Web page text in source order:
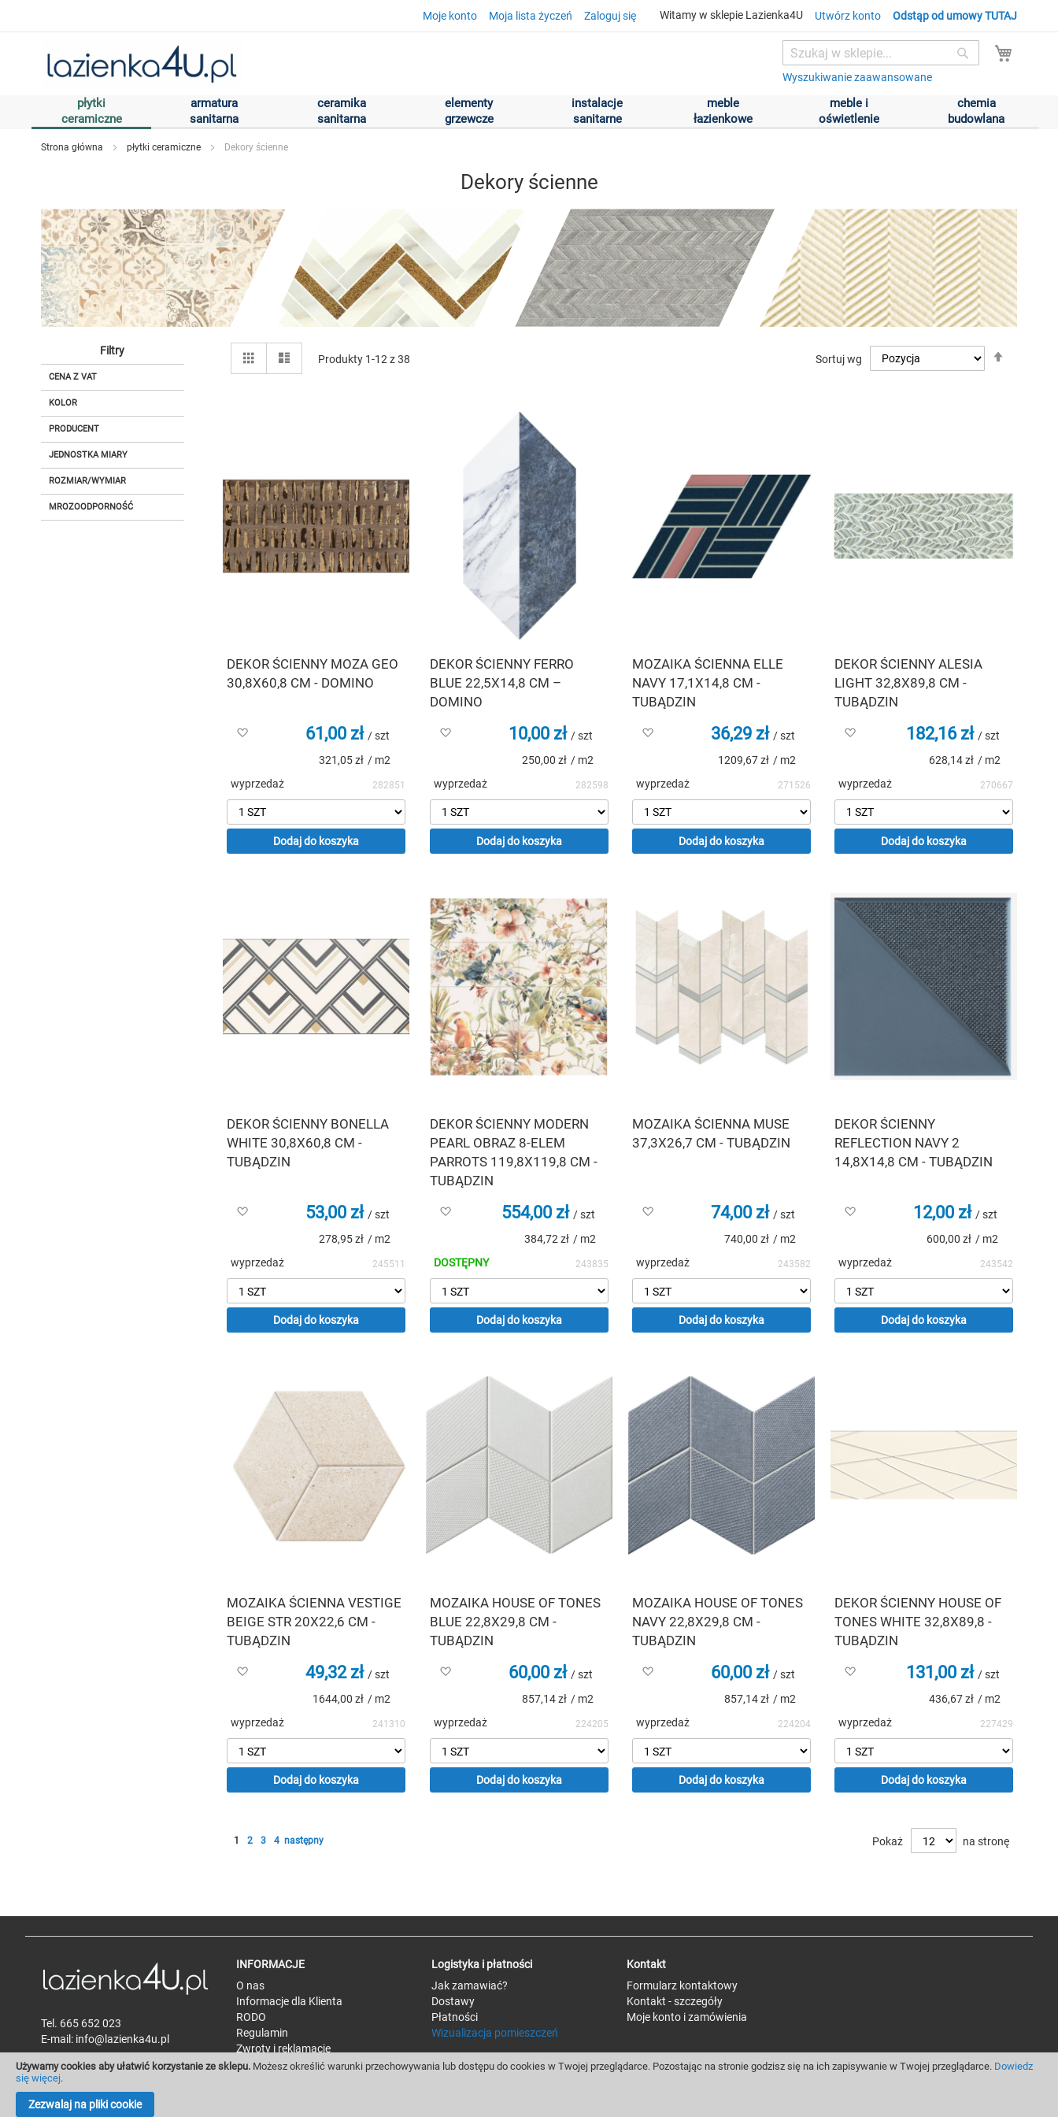
Używamy cookies aby ułatwić korzystanie ze sklepu. Możesz określić warunki przechowywania lub dostępu do cookies w Twojej przeglądarce. Pozostając na stronie godzisz się na ich zapisywanie w Twojej przeglądarce. Dowiedz
się więcej.
Zezwalaj na pliki cookie
Moje konto Moja lista życzeń Zaloguj się Witamy w sklepie Lazienka4U Utwórz konto Odstąp od umowy TUTAJ
Search
Wyszukiwanie zaawansowane
Search
meble
łazienkowe
elementy
grzewcze
płytki
ceramiczne
ceramika
sanitarna
chemia
budowlana
armatura
sanitarna
instalacje
sanitarne
meble i
oświetlenie
Strona główna płytki ceramiczne Dekory ścienne
Dekory ścienne
Zobacz
jako
Siatka Produkty 1-12 z38 Sortuj wg
DEKOR ŚCIENNY MOZA GEO
30,8X60,8 CM - DOMINO
życzeń
61,00 zł / szt
321,05 zł / m2
wyprzedaż
282851
Dodaj do koszyka
DEKOR ŚCIENNY FERRO
BLUE 22,5X14,8 CM –
DOMINO
życzeń
10,00 zł / szt
250,00 zł / m2
wyprzedaż
282598
Dodaj do koszyka
MOZAIKA ŚCIENNA ELLE
NAVY 17,1X14,8 CM -
TUBĄDZIN
życzeń
36,29 zł / szt
1209,67 zł / m2
wyprzedaż
271526
Dodaj do koszyka
DEKOR ŚCIENNY ALESIA
LIGHT 32,8X89,8 CM -
TUBĄDZIN
życzeń
182,16 zł / szt
628,14 zł / m2
wyprzedaż
270667
Dodaj do koszyka
DEKOR ŚCIENNY BONELLA
WHITE 30,8X60,8 CM -
TUBĄDZIN
życzeń
53,00 zł / szt
278,95 zł / m2
wyprzedaż
245511
Dodaj do koszyka
DEKOR ŚCIENNY MODERN
PEARL OBRAZ 8-ELEM
PARROTS 119,8X119,8 CM -
TUBĄDZIN
życzeń
554,00 zł / szt
384,72 zł / m2
DOSTĘPNY
243835
Dodaj do koszyka
MOZAIKA ŚCIENNA MUSE
37,3X26,7 CM - TUBĄDZIN
życzeń
74,00 zł / szt
740,00 zł / m2
wyprzedaż
243582
Dodaj do koszyka
DEKOR ŚCIENNY
REFLECTION NAVY 2
14,8X14,8 CM - TUBĄDZIN
życzeń
12,00 zł / szt
600,00 zł / m2
wyprzedaż
243542
Dodaj do koszyka
MOZAIKA ŚCIENNA VESTIGE
BEIGE STR 20X22,6 CM -
TUBĄDZIN
życzeń
49,32 zł / szt
1644,00 zł / m2
wyprzedaż
241310
Dodaj do koszyka
MOZAIKA HOUSE OF TONES
BLUE 22,8X29,8 CM -
TUBĄDZIN
życzeń
60,00 zł / szt
857,14 zł / m2
wyprzedaż
224205
Dodaj do koszyka
MOZAIKA HOUSE OF TONES
NAVY 22,8X29,8 CM -
TUBĄDZIN
życzeń
60,00 zł / szt
857,14 zł / m2
wyprzedaż
224204
Dodaj do koszyka
DEKOR ŚCIENNY HOUSE OF
TONES WHITE 32,8X89,8 -
TUBĄDZIN
życzeń
131,00 zł / szt
436,67 zł / m2
wyprzedaż
227429
Dodaj do koszyka
Strona
Aktualnie czytasz stronę
1 Strona
2 Strona
3 Strona
4 Strona
następny Pokaż na stronę
Filtry
CENA Z VAT
KOLOR
PRODUCENT
JEDNOSTKA MIARY
ROZMIAR/WYMIAR
MROZOODPORNOŚĆ
Tel. 665 652 023
E-mail: info@lazienka4u.pl
INFORMACJE
O nas
Informacje dla Klienta
RODO
Regulamin
Zwroty i reklamacje
Polityka prywatności
Logistyka i płatności
Jak zamawiać?
Dostawy
Płatności
Wizualizacja pomieszczeń
Kontakt
Formularz kontaktowy
Kontakt - szczegóły
Moje konto i zamówienia